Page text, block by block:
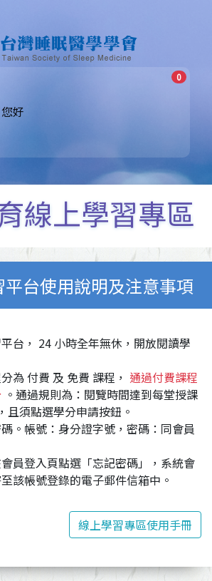
0
好
線上學習專區
台使用說明及注意事項
台， 24 小時全年無休，開放閱讀學
為 付費 及 免費 課程， 通過付費課程
。通過規則為：閱覽時間達到每堂授課
且須點選學分申請按鈕。
。帳號：身分證字號，密碼：同會員
員登入頁點選「忘記密碼」，系統會
該帳號登錄的電子郵件信箱中。
線上學習專區使用手冊